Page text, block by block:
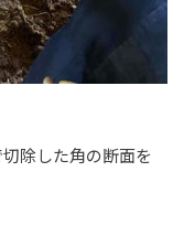
除した角の断面を